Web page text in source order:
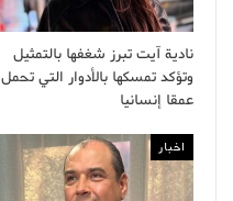
نادية آيت تبرز شغفها بالتمثيل
وتؤكد تمسكها بالأدوار التي تحمل
عمقا إنسانيا
اخبار